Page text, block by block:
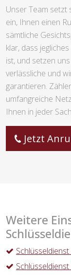
Unser Team setzt
ein, Ihnen einen
sämtliche
klar, dass
ist, und setzen
verlässliche und
garantieren.
umfangreiche
Ihnen in jeder
Jetzt
Weitere